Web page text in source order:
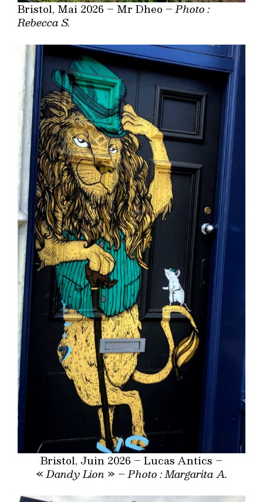
Bristol, Mai 2026 – Mr Dheo –Photo :
Rebecca S.
Bristol, Juin 2026 – Lucas Antics –
«Dandy Lion » –Photo : Margarita A.